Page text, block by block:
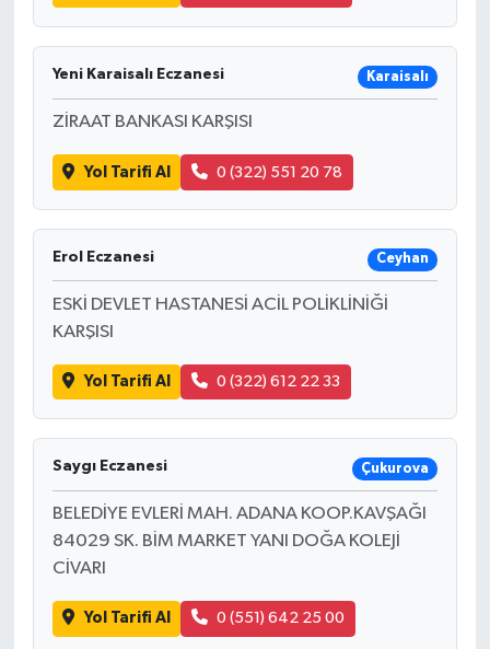
Yeni Karaisalı Eczanesi Karaisalı
ZİRAAT BANKASI KARŞISI
Yol Tarifi Al 0 (322) 551 20 78
Erol Eczanesi Ceyhan
ESKİ DEVLET HASTANESİ ACİL POLİKLİNİĞİ
KARŞISI
Yol Tarifi Al 0 (322) 612 22 33
Saygı Eczanesi Çukurova
BELEDİYE EVLERİ MAH. ADANA KOOP.KAVŞAĞI
84029 SK. BİM MARKET YANI DOĞA KOLEJİ
CİVARI
Yol Tarifi Al 0 (551) 642 25 00